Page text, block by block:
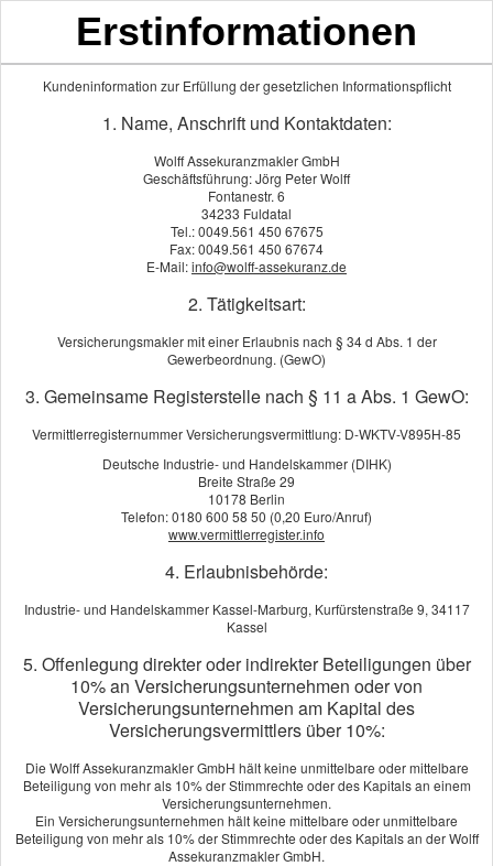
Auto­ver­si­che­rung
Der Weg zur Arbeit, die Reise in den Familienurlaub oder die
Um diese Mobilität sicher genießen zu können, brauchen Sie
eine starke Kfz-Versicherung: Umfassend. Zuverlässig. Günstig.
Unser Angebot wird Sie überzeugen. Berechnen Sie jetzt Ihren
und individuell. Wir freuen uns auf Sie.
Wie erhalte ich eine Versicherungsbestätigung (EVB)?
Wann kann ich die Versicherung wechseln?
Erstinformationen
Kundeninformation zur Erfüllung der gesetzlichen Informationspflicht
1. Name, Anschrift und Kontaktdaten:
Wolff Assekuranzmakler GmbH
Geschäftsführung: Jörg Peter Wolff
Fontanestr. 6
34233 Fuldatal
Tel.: 0049.561 450 67675
Fax: 0049.561 450 67674
E-Mail:info@wolff-assekuranz.de
2. Tätigkeitsart:
Versicherungsmakler mit einer Erlaubnis nach § 34 d Abs. 1 der
Gewerbeordnung. (GewO)
3. Gemeinsame Registerstelle nach § 11 a Abs. 1 GewO:
Vermittlerregisternummer Versicherungsvermittlung: D-WKTV-V895H-85
Deutsche Industrie- und Handelskammer (DIHK)
Breite Straße 29
10178 Berlin
Telefon: 0180 600 58 50 (0,20 Euro/Anruf)
www.vermittlerregister.info
4. Erlaubnisbehörde:
Industrie- und Handelskammer Kassel-Marburg, Kurfürstenstraße 9, 34117
Kassel
5. Offenlegung direkter oder indirekter Beteiligungen über
10% an Versicherungsunternehmen oder von
Versicherungsunternehmen am Kapital des
Versicherungsvermittlers über 10%:
Die Wolff Assekuranzmakler GmbH hält keine unmittelbare oder mittelbare
Beteiligung von mehr als 10% der Stimmrechte oder des Kapitals an einem
Versicherungsunternehmen.
Ein Versicherungsunternehmen hält keine mittelbare oder unmittelbare
Beteiligung von mehr als 10% der Stimmrechte oder des Kapitals an der Wolff
Assekuranzmakler GmbH.